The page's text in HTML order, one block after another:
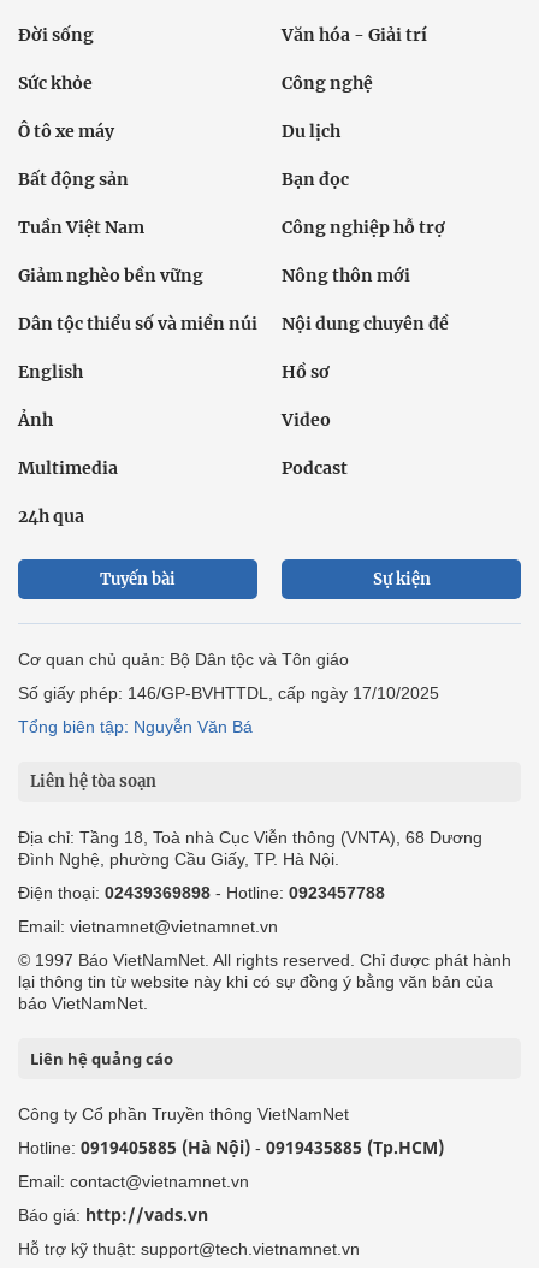
Đời sống Văn hóa - Giải trí
Sức khỏe Công nghệ
Ô tô xe máy Du lịch
Bất động sản Bạn đọc
Tuần Việt Nam Công nghiệp hỗ trợ
Giảm nghèo bền vững Nông thôn mới
Dân tộc thiểu số và miền núi Nội dung chuyên đề
English Hồ sơ
Ảnh Video
Multimedia Podcast
24h qua
Tuyến bài Sự kiện
Cơ quan chủ quản: Bộ Dân tộc và Tôn giáo
Số giấy phép: 146/GP-BVHTTDL, cấp ngày 17/10/2025
Tổng biên tập: Nguyễn Văn Bá
Liên hệ tòa soạn
Địa chỉ: Tầng 18, Toà nhà Cục Viễn thông (VNTA), 68 Dương
Đình Nghệ, phường Cầu Giấy, TP. Hà Nội.
Điện thoại: 02439369898 - Hotline: 0923457788
Email: vietnamnet@vietnamnet.vn
© 1997 Báo VietNamNet. All rights reserved. Chỉ được phát hành
lại thông tin từ website này khi có sự đồng ý bằng văn bản của
báo VietNamNet.
Liên hệ quảng cáo
Công ty Cổ phần Truyền thông VietNamNet
Hotline: 0919405885 (Hà Nội) - 0919435885 (Tp.HCM)
Email: contact@vietnamnet.vn
Báo giá: http://vads.vn
Hỗ trợ kỹ thuật: support@tech.vietnamnet.vn